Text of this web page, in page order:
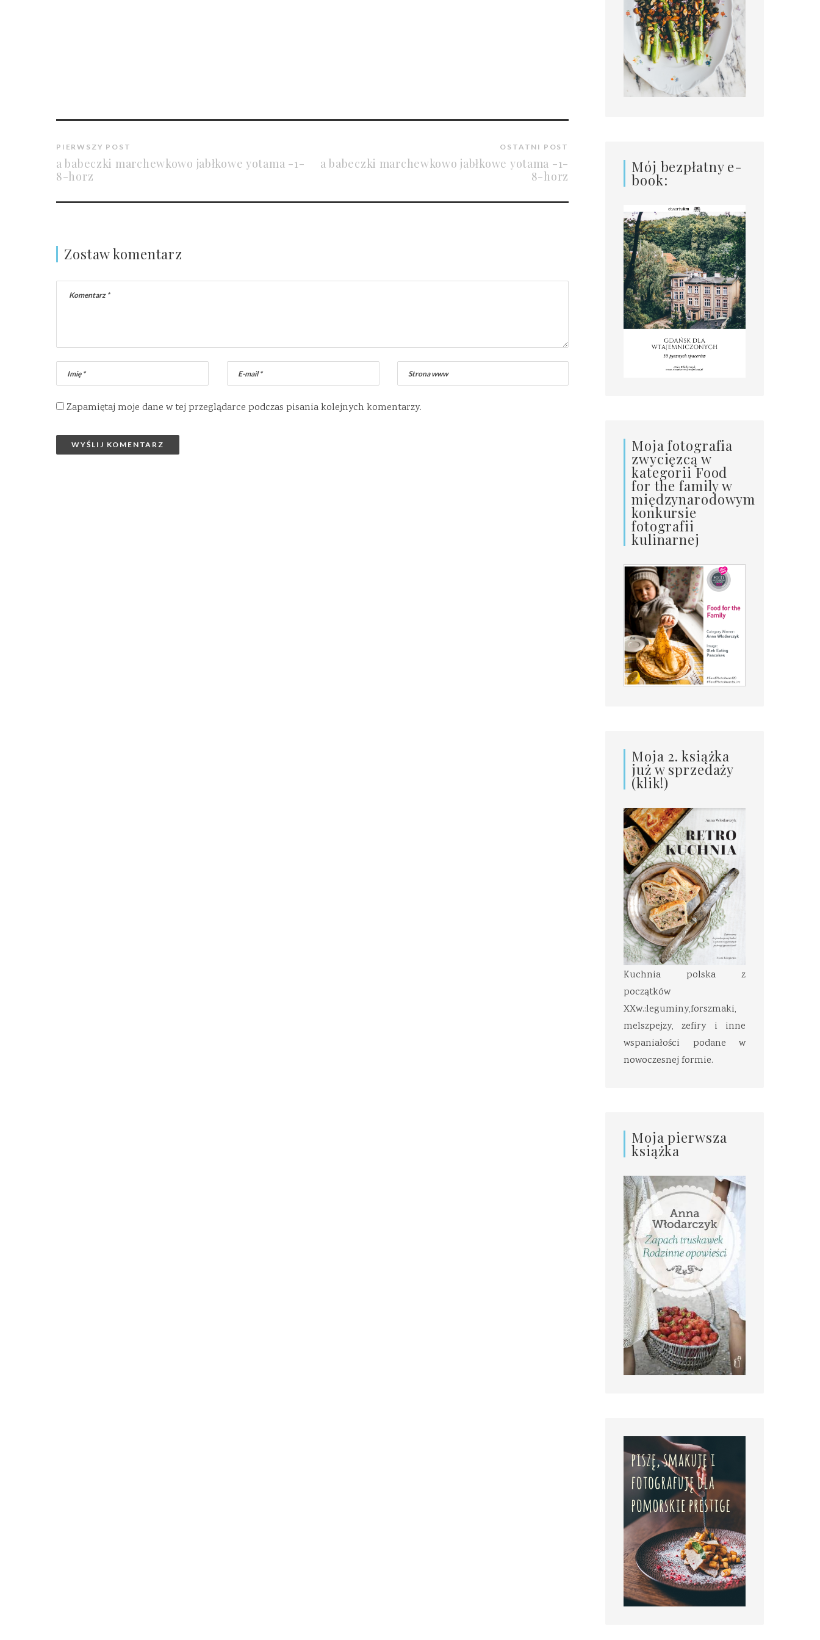
PIERWSZY POST
a babeczki marchewkowo jabłkowe yotama -1-
8-horz
OSTATNI POST
a babeczki marchewkowo jabłkowe yotama -1-
8-horz
Zostaw komentarz
Zapamiętaj moje dane w tej przeglądarce podczas pisania kolejnych komentarzy.
Mój bezpłatny e-
book:
Moja fotografia
zwycięzcą w
kategorii Food
for the family w
międzynarodowym
konkursie
fotografii
kulinarnej
Moja 2. książka
już w sprzedaży
(klik!)
Kuchnia polska z
początków
XXw.:leguminy,forszmaki,
melszpejzy, zefiry i inne
wspaniałości podane w
nowoczesnej formie.
Moja pierwsza
książka